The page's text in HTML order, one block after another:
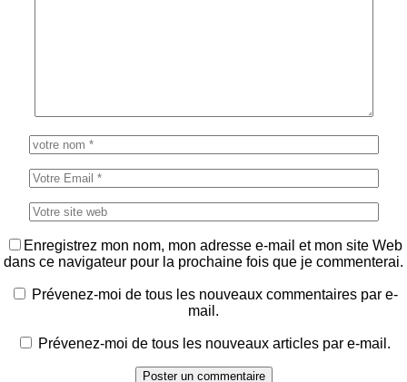
Enregistrez mon nom, mon adresse e-mail et mon site Web
dans ce navigateur pour la prochaine fois que je commenterai.
Prévenez-moi de tous les nouveaux commentaires par e-
mail.
Prévenez-moi de tous les nouveaux articles par e-mail.